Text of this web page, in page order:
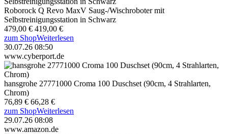
Roborock Q Revo MaxV Saug-/Wischroboter mit
Selbstreinigungsstation in Schwarz
479,00 € 419,00 €
zum ShopWeiterlesen
30.07.26 08:50
www.cyberport.de
hansgrohe 27771000 Croma 100 Duschset (90cm, 4 Strahlarten,
Chrom)
76,89 € 66,28 €
zum ShopWeiterlesen
29.07.26 08:08
www.amazon.de